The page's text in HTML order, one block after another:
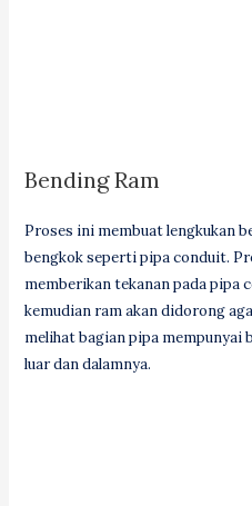
Bending Ram
Proses ini membuat lengkukan
bengkok seperti pipa conduit.
memberikan tekanan pada pipa
kemudian ram akan didorong
melihat bagian pipa mempunyai
luar dan dalamnya.